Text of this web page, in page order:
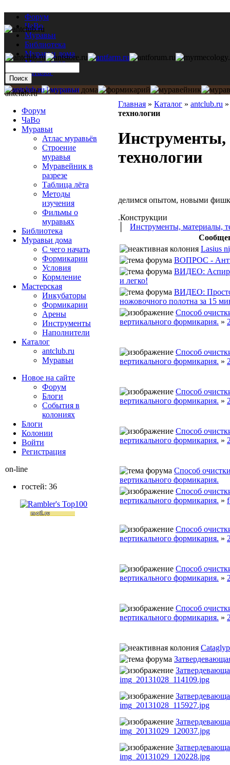
Форум
ЧаВо
Муравьи
Библиотека
Муравьи дома
Мастерская
Каталог
Главная » Каталог » antclub.ru
технологии
технологии
делимся опытом, новыми
.Конструкции
Инструменты, материалы,
Lasius
ВОПРОС -
ВИДЕО:
и легко!
ВИДЕО:
ножовочного полотна за 15
Способ
вертикального формикария. »
Способ
вертикального формикария. »
Способ
вертикального формикария. »
Способ
вертикального формикария. »
Способ
вертикального формикария.
Способ
вертикального формикария. »
Способ
вертикального формикария. »
Способ
вертикального формикария. »
Способ
вертикального формикария. »
img_20131028_114109.jpg
img_20131028_115927.jpg
img_20131029_120037.jpg
img_20131029_120228.jpg
antclub.ru
Форум
ЧаВо
Муравьи
Атлас муравьёв
Строение
муравья
Муравейник в
разрезе
Таблица лёта
Методы
изучения
Фильмы о
муравьях
Библиотека
Муравьи дома
С чего начать
Формикарии
Условия
Кормление
Мастерская
Инкубаторы
Формикарии
Арены
Инструменты
Наполнители
Каталог
antclub.ru
Муравьи
Новое на сайте
Форум
Блоги
События в
колониях
Блоги
Колонии
Войти
Peгиcтpaция
on-line
гостей: 36